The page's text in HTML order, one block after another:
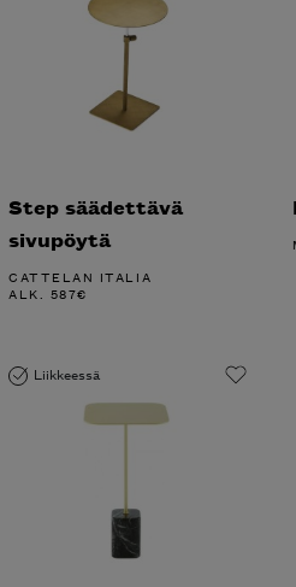
Step säädettävä
sivupöytä
CATTELAN ITALIA
ALK. 587€
Liikkeessä